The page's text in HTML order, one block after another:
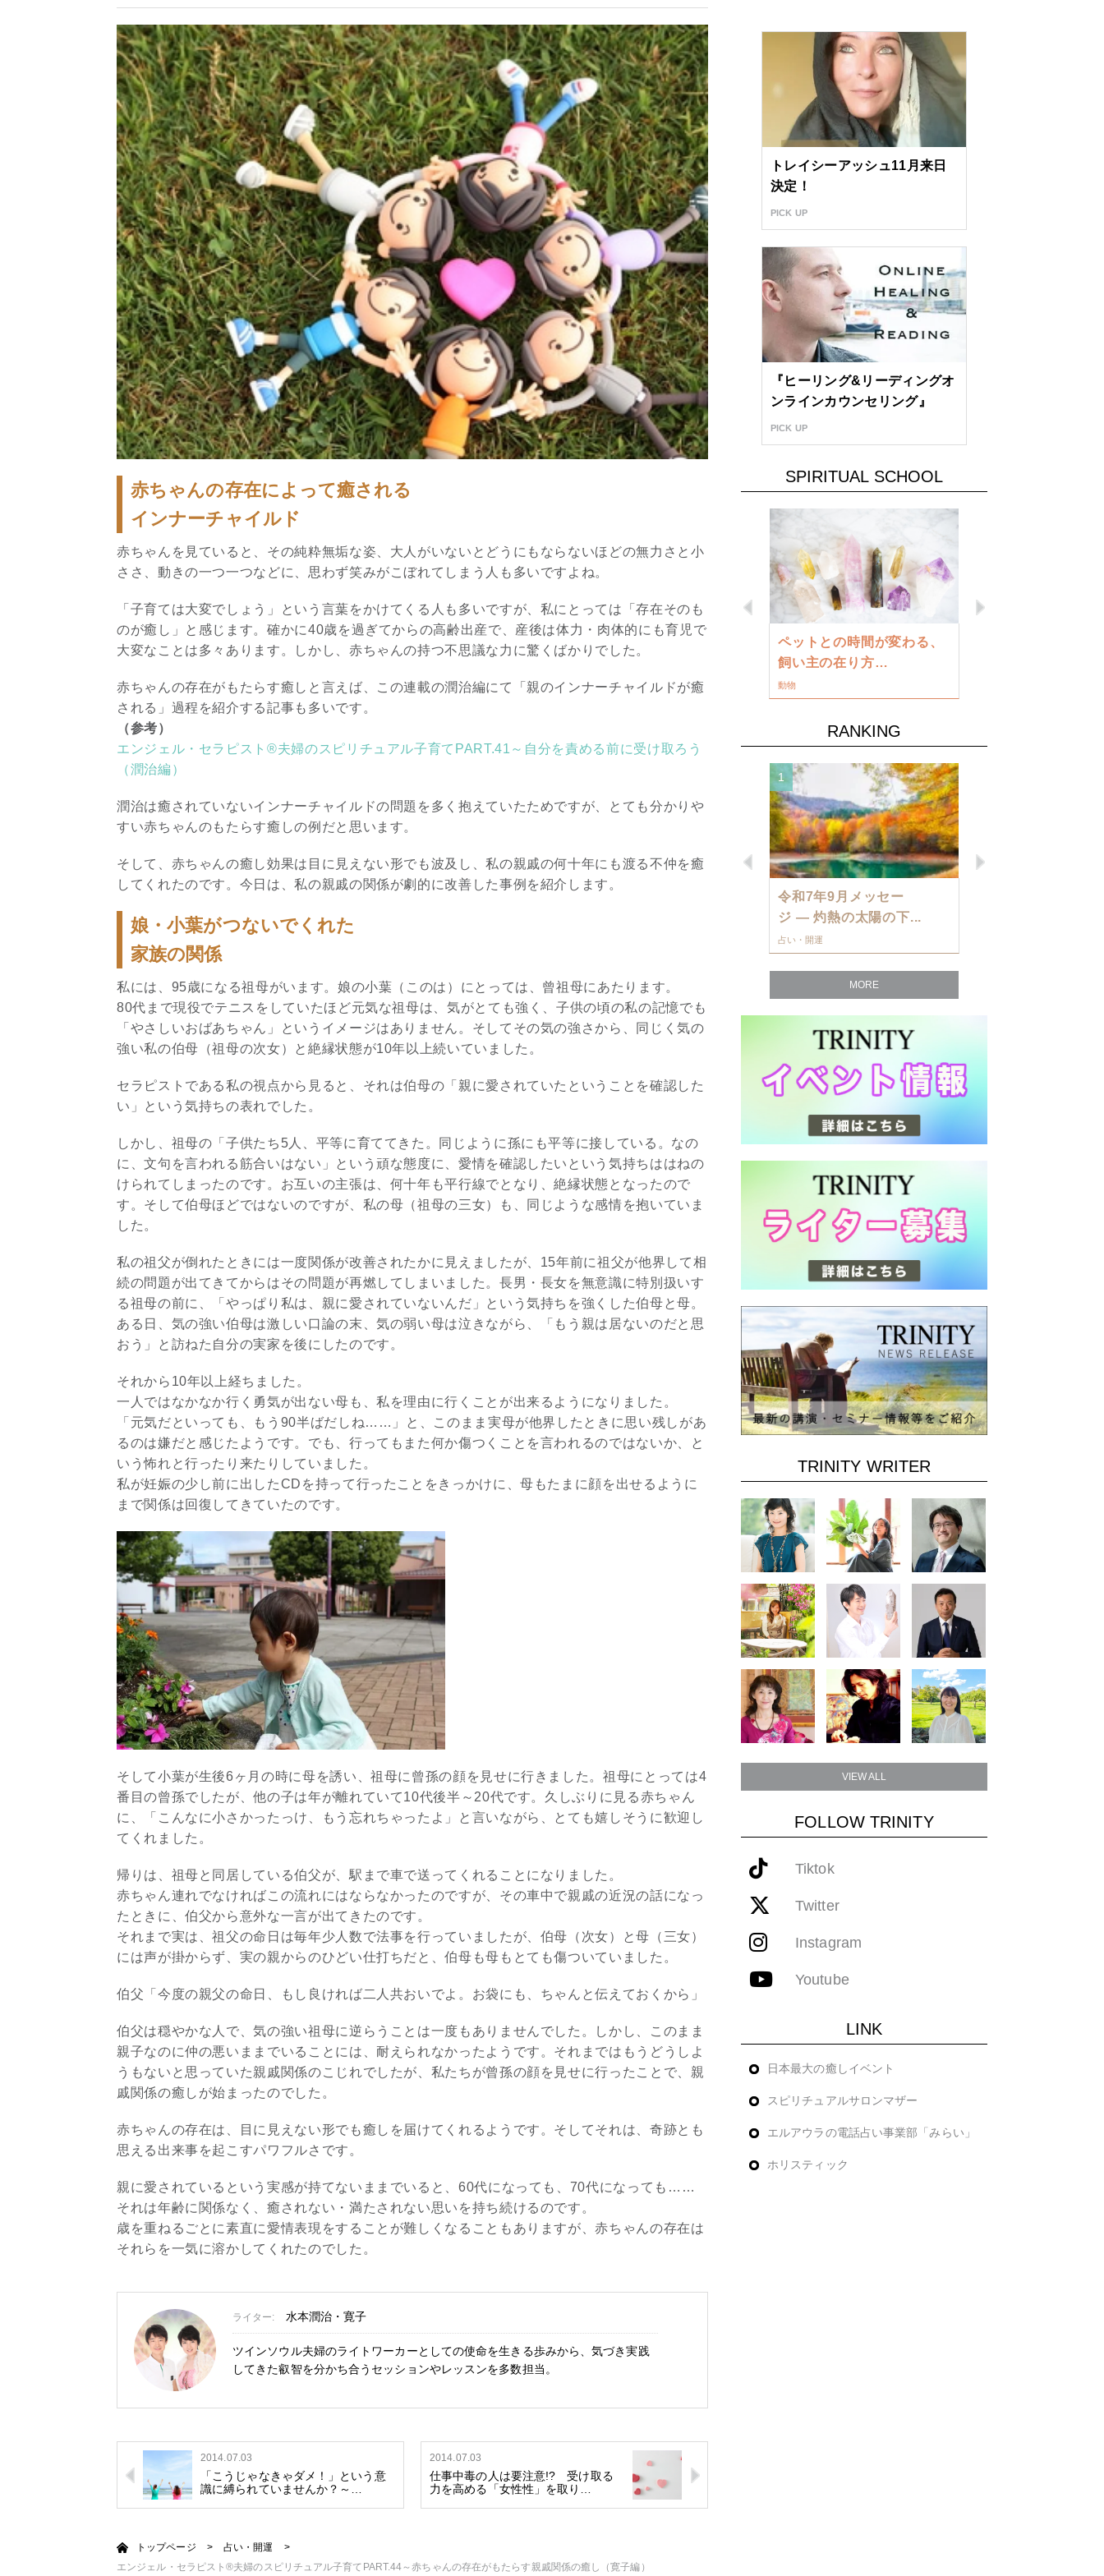
赤ちゃんの存在によって癒される
インナーチャイルド
赤ちゃんを見ていると、その純粋無垢な姿、大人がいないとどうにもならないほどの無力さと小
ささ、動きの一つ一つなどに、思わず笑みがこぼれてしまう人も多いですよね。
「子育ては大変でしょう」という言葉をかけてくる人も多いですが、私にとっては「存在そのも
のが癒し」と感じます。確かに40歳を過ぎてからの高齢出産で、産後は体力・肉体的にも育児で
大変なことは多々あります。しかし、赤ちゃんの持つ不思議な力に驚くばかりでした。
赤ちゃんの存在がもたらす癒しと言えば、この連載の潤治編にて「親のインナーチャイルドが癒
される」過程を紹介する記事も多いです。
（参考）
エンジェル・セラピスト®夫婦のスピリチュアル子育てPART.41～自分を責める前に受け取ろう
（潤治編）
潤治は癒されていないインナーチャイルドの問題を多く抱えていたためですが、とても分かりや
すい赤ちゃんのもたらす癒しの例だと思います。
そして、赤ちゃんの癒し効果は目に見えない形でも波及し、私の親戚の何十年にも渡る不仲を癒
してくれたのです。今日は、私の親戚の関係が劇的に改善した事例を紹介します。
娘・小葉がつないでくれた
家族の関係
私には、95歳になる祖母がいます。娘の小葉（このは）にとっては、曾祖母にあたります。
80代まで現役でテニスをしていたほど元気な祖母は、気がとても強く、子供の頃の私の記憶でも
「やさしいおばあちゃん」というイメージはありません。そしてその気の強さから、同じく気の
強い私の伯母（祖母の次女）と絶縁状態が10年以上続いていました。
セラピストである私の視点から見ると、それは伯母の「親に愛されていたということを確認した
い」という気持ちの表れでした。
しかし、祖母の「子供たち5人、平等に育ててきた。同じように孫にも平等に接している。なの
に、文句を言われる筋合いはない」という頑な態度に、愛情を確認したいという気持ちははねの
けられてしまったのです。お互いの主張は、何十年も平行線でとなり、絶縁状態となったので
す。そして伯母ほどではないのですが、私の母（祖母の三女）も、同じような感情を抱いていま
した。
私の祖父が倒れたときには一度関係が改善されたかに見えましたが、15年前に祖父が他界して相
続の問題が出てきてからはその問題が再燃してしまいました。長男・長女を無意識に特別扱いす
る祖母の前に、「やっぱり私は、親に愛されていないんだ」という気持ちを強くした伯母と母。
ある日、気の強い伯母は激しい口論の末、気の弱い母は泣きながら、「もう親は居ないのだと思
おう」と訪ねた自分の実家を後にしたのです。
それから10年以上経ちました。
一人ではなかなか行く勇気が出ない母も、私を理由に行くことが出来るようになりました。
「元気だといっても、もう90半ばだしね……」と、このまま実母が他界したときに思い残しがあ
るのは嫌だと感じたようです。でも、行ってもまた何か傷つくことを言われるのではないか、と
いう怖れと行ったり来たりしていました。
私が妊娠の少し前に出したCDを持って行ったことをきっかけに、母もたまに顔を出せるように
まで関係は回復してきていたのです。
そして小葉が生後6ヶ月の時に母を誘い、祖母に曾孫の顔を見せに行きました。祖母にとっては4
番目の曾孫でしたが、他の子は年が離れていて10代後半～20代です。久しぶりに見る赤ちゃん
に、「こんなに小さかったっけ、もう忘れちゃったよ」と言いながら、とても嬉しそうに歓迎し
てくれました。
帰りは、祖母と同居している伯父が、駅まで車で送ってくれることになりました。
赤ちゃん連れでなければこの流れにはならなかったのですが、その車中で親戚の近況の話になっ
たときに、伯父から意外な一言が出てきたのです。
それまで実は、祖父の命日は毎年少人数で法事を行っていましたが、伯母（次女）と母（三女）
には声が掛からず、実の親からのひどい仕打ちだと、伯母も母もとても傷ついていました。
伯父「今度の親父の命日、もし良ければ二人共おいでよ。お袋にも、ちゃんと伝えておくから」
伯父は穏やかな人で、気の強い祖母に逆らうことは一度もありませんでした。しかし、このまま
親子なのに仲の悪いままでいることには、耐えられなかったようです。それまではもうどうしよ
うもないと思っていた親戚関係のこじれでしたが、私たちが曾孫の顔を見せに行ったことで、親
戚関係の癒しが始まったのでした。
赤ちゃんの存在は、目に見えない形でも癒しを届けてくれるようです。そしてそれは、奇跡とも
思える出来事を起こすパワフルさです。
親に愛されているという実感が持てないままでいると、60代になっても、70代になっても……
それは年齢に関係なく、癒されない・満たされない思いを持ち続けるのです。
歳を重ねるごとに素直に愛情表現をすることが難しくなることもありますが、赤ちゃんの存在は
それらを一気に溶かしてくれたのでした。
ライター: 水本潤治・寛子
ツインソウル夫婦のライトワーカーとしての使命を生きる歩みから、気づき実践
してきた叡智を分かち合うセッションやレッスンを多数担当。
2014.07.03
「こうじゃなきゃダメ！」という意
識に縛られていませんか？～…
2014.07.03
仕事中毒の人は要注意!? 受け取る
力を高める「女性性」を取り…
トップページ > 占い・開運
>
エンジェル・セラピスト®夫婦のスピリチュアル子育てPART.44～赤ちゃんの存在がもたらす親戚関係の癒し（寛子編）
トレイシーアッシュ11月来日
決定！
PICK UP
『ヒーリング&リーディングオ
ンラインカウンセリング』
PICK UP
SPIRITUAL SCHOOL
Previous
スピリチュアルは現実を動
かす原動力～あ…
ペットとの時間が変わる、
飼い主の在り方…
動物
RANKING
Previous
1
令和7年9月メッセー
ジ — 灼熱の太陽の下...
占い・開運
MORE
TRINITY WRITER
VIEW ALL
FOLLOW TRINITY
Tiktok
Twitter
Instagram
Youtube
LINK
日本最大の癒しイベント
スピリチュアルサロンマザー
エルアウラの電話占い事業部「みらい」
ホリスティック